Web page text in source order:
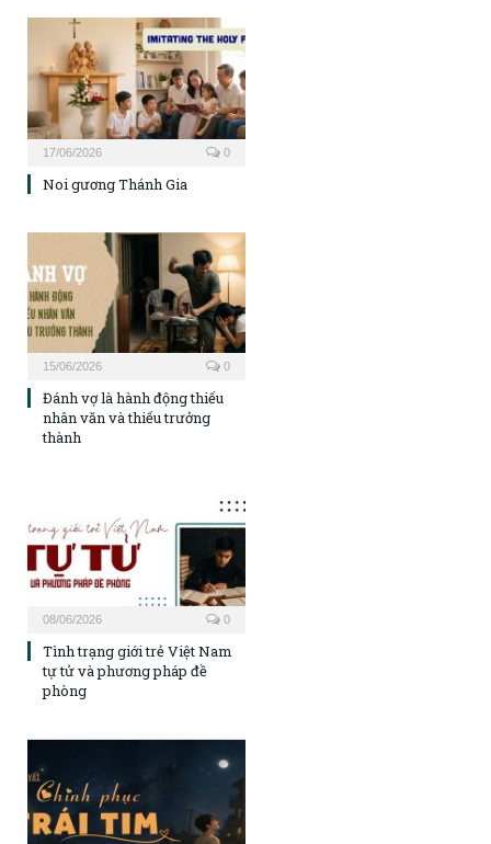
17/06/2026 0
Noi gương Thánh Gia
15/06/2026 0
Đánh vợ là hành động thiếu
nhân văn và thiếu trưởng
thành
08/06/2026 0
Tình trạng giới trẻ Việt Nam
tự tử và phương pháp đề
phòng